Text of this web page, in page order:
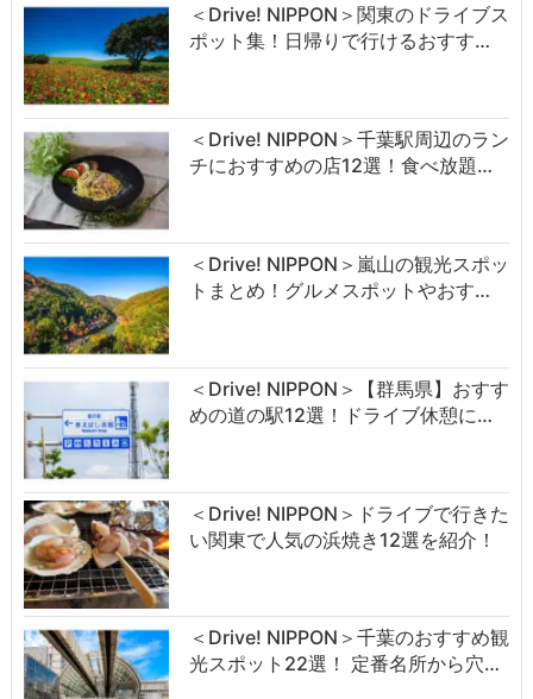
＜Drive! NIPPON＞関東のドライブス
ポット集！日帰りで行けるおすす…
＜Drive! NIPPON＞千葉駅周辺のラン
チにおすすめの店12選！食べ放題…
＜Drive! NIPPON＞嵐山の観光スポッ
トまとめ！グルメスポットやおす…
＜Drive! NIPPON＞【群馬県】おすす
めの道の駅12選！ドライブ休憩に…
＜Drive! NIPPON＞ドライブで行きた
い関東で人気の浜焼き12選を紹介！
＜Drive! NIPPON＞千葉のおすすめ観
光スポット22選！ 定番名所から穴…